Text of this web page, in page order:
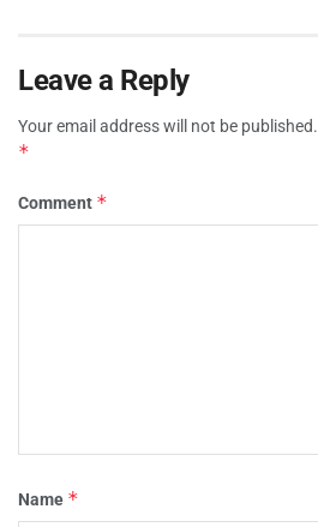
Leave a Reply
Your email address will not be published.
*
Comment *
Name *